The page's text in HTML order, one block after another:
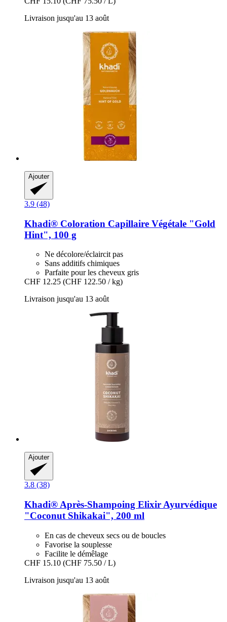
Livraison jusqu'au 13 août
Ajouter
3.9 (48)
Khadi® Coloration Capillaire Végétale "Gold
Hint", 100 g
Ne décolore/éclaircit pas
Sans additifs chimiques
Parfaite pour les cheveux gris
CHF 12.25 (CHF 122.50 / kg)
Livraison jusqu'au 13 août
Ajouter
3.8 (38)
Khadi® Après-​Shampoing Elixir Ayurvédique
"Coconut Shikakai", 200 ml
En cas de cheveux secs ou de boucles
Favorise la souplesse
Facilite le démêlage
CHF 15.10 (CHF 75.50 / L)
Livraison jusqu'au 13 août